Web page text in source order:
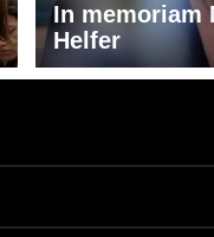
In memoriam
Helfer